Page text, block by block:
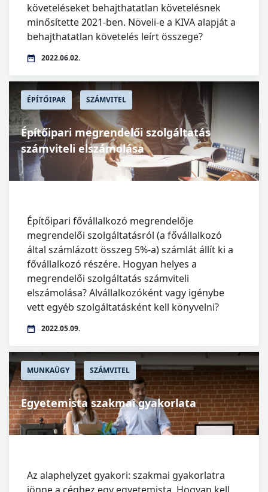
követeléseket behajthatatlan követelésnek
minősítette 2021-ben. Növeli-e a KIVA alapját a
behajthatatlan követelés leírt összege?
2022.06.02.
ÉPÍTŐIPAR SZÁMVITEL
Építőipari megrendelői szolgáltatás
számviteli elszámolása
Építőipari fővállalkozó megrendelője
megrendelői szolgáltatásról (a fővállalkozó
által számlázott összeg 5%-a) számlát állít ki a
fővállalkozó részére. Hogyan helyes a
megrendelői szolgáltatás számviteli
elszámolása? Alvállalkozóként vagy igénybe
vett egyéb szolgáltatásként kell könyvelni?
2022.05.09.
MUNKAÜGY SZÁMVITEL
Egyetemista szakmai gyakorlata
Az alaphelyzet gyakori: szakmai gyakorlatra